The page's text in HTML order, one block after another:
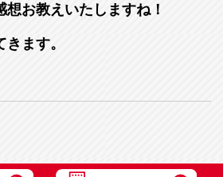
お教えいたしますね！
ます。